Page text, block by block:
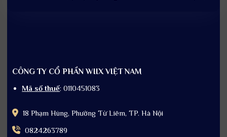
CÔNG TY CỔ PHẦN WIIX VIỆT NAM
Mã số thuế: 0110451083
18 Phạm Hùng, Phường Từ Liêm, TP. Hà Nội
0824263789